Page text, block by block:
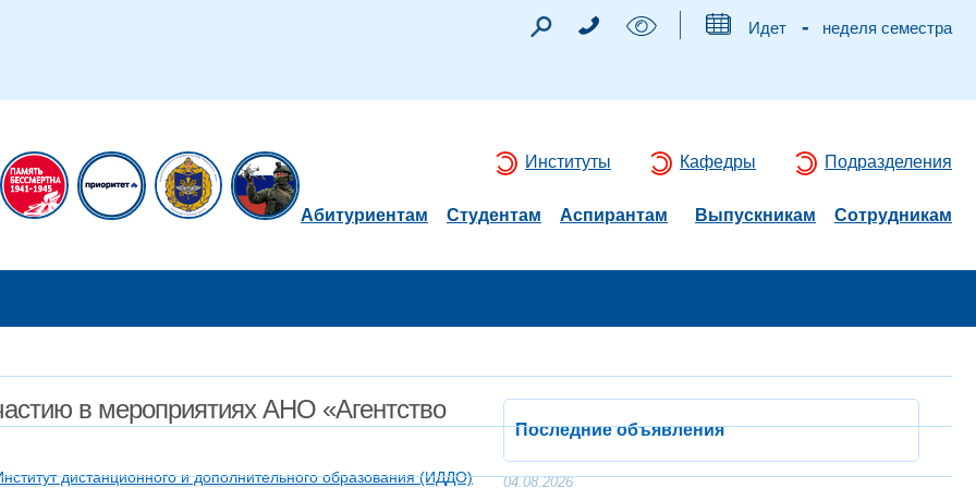
Идет - неделя семестра
Институты Кафедры Подразделения
Абитуриентам Студентам Аспирантам Выпускникам Сотрудникам
в мероприятиях АНО «Агентство
дистанционного и дополнительного образования (ИДДО)
Последние объявления
04.08.2026